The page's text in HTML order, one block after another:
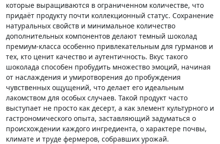
которые выращиваются в ограниченном количестве, что
придаёт продукту почти коллекционный статус. Сохранение
натуральных свойств и минимальное количество
дополнительных компонентов делают темный шоколад
премиум-класса особенно привлекательным для гурманов и
тех, кто ценит качество и аутентичность. Вкус такого
шоколада способен пробудить множество эмоций, начиная
от наслаждения и умиротворения до пробуждения
чувственных ощущений, что делает его идеальным
лакомством для особых случаев. Такой продукт часто
выступает не просто как десерт, а как элемент культурного и
гастрономического опыта, заставляющий задуматься о
происхождении каждого ингредиента, о характере почвы,
климате и труде фермеров, собравших урожай.